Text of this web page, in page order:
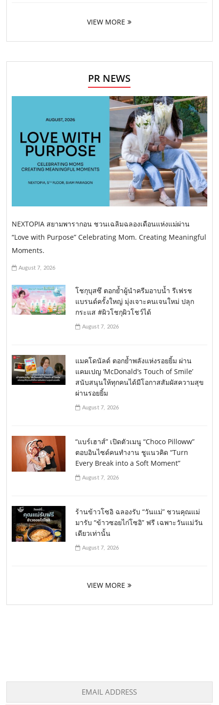
VIEW MORE
PR NEWS
NEXTOPIA สยามพารากอน ชวนเฉลิมฉลองเดือนแห่งแม่ผ่าน
“Love with Purpose” Celebrating Mom. Creating Meaningful
Moments.
August 7, 2026
โชกุบุสซึ ตอกย้ำผู้นำครีมอาบน้ำ รีเฟรช
แบรนด์ครั้งใหญ่ มุ่งเจาะคนเจนใหม่ ปลุก
กระแส #ผิวโชกุผิวโชว์ได้
August 7, 2026
แมคโดนัลด์ ตอกย้ำพลังแห่งรอยยิ้ม ผ่าน
แคมเปญ ‘McDonald’s Touch of Smile’
สนับสนุนให้ทุกคนได้มีโอกาสสัมผัสความสุข
ผ่านรอยยิ้ม
August 7, 2026
“แบร์เฮาส์” เปิดตัวเมนู “Choco Pilloww”
ตอบอินไซด์คนทำงาน ชูแนวคิด “Turn
Every Break into a Soft Moment”
August 7, 2026
ร้านข้าวโซอิ ฉลองรับ “วันแม่” ชวนคุณแม่
มารับ “ข้าวซอยไก่โซอิ” ฟรี เฉพาะวันแม่วัน
เดียวเท่านั้น
August 7, 2026
VIEW MORE